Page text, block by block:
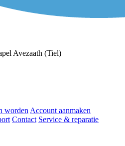
Avezaath (Tiel)
wordenAccount aanmaken
Contact Service & reparatie